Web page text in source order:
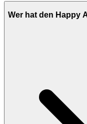
Wer hat den Happy